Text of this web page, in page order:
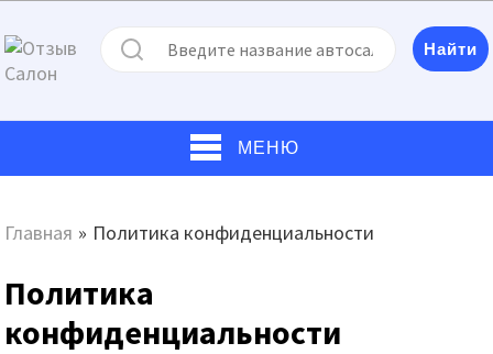
МЕНЮ
Главная » Политика конфиденциальности
Политика
конфиденциальности